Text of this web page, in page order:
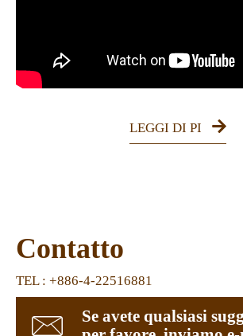
LEGGI DI PI
Contatto
TEL : +886-4-22516881
Se avete qualsiasi